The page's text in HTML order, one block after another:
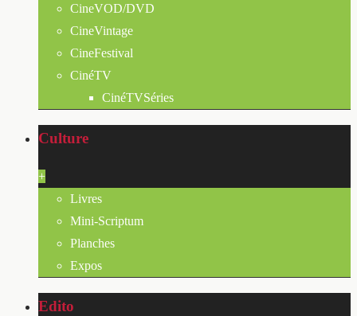
CineVOD/DVD
CineVintage
CineFestival
CinéTV
CinéTVSéries
Culture
+
Livres
Mini-Scriptum
Planches
Expos
Edito